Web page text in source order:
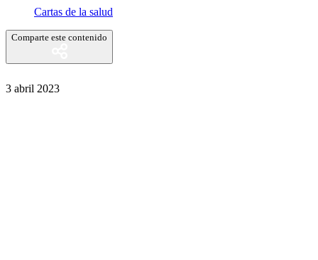
Cartas de la salud
Comparte este contenido
3 abril 2023